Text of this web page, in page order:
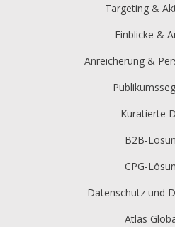
Targeting &
Einblicke &
Anreicherung &
Kuratierte
B2B-
CPG-
Datenschutz und
Atlas